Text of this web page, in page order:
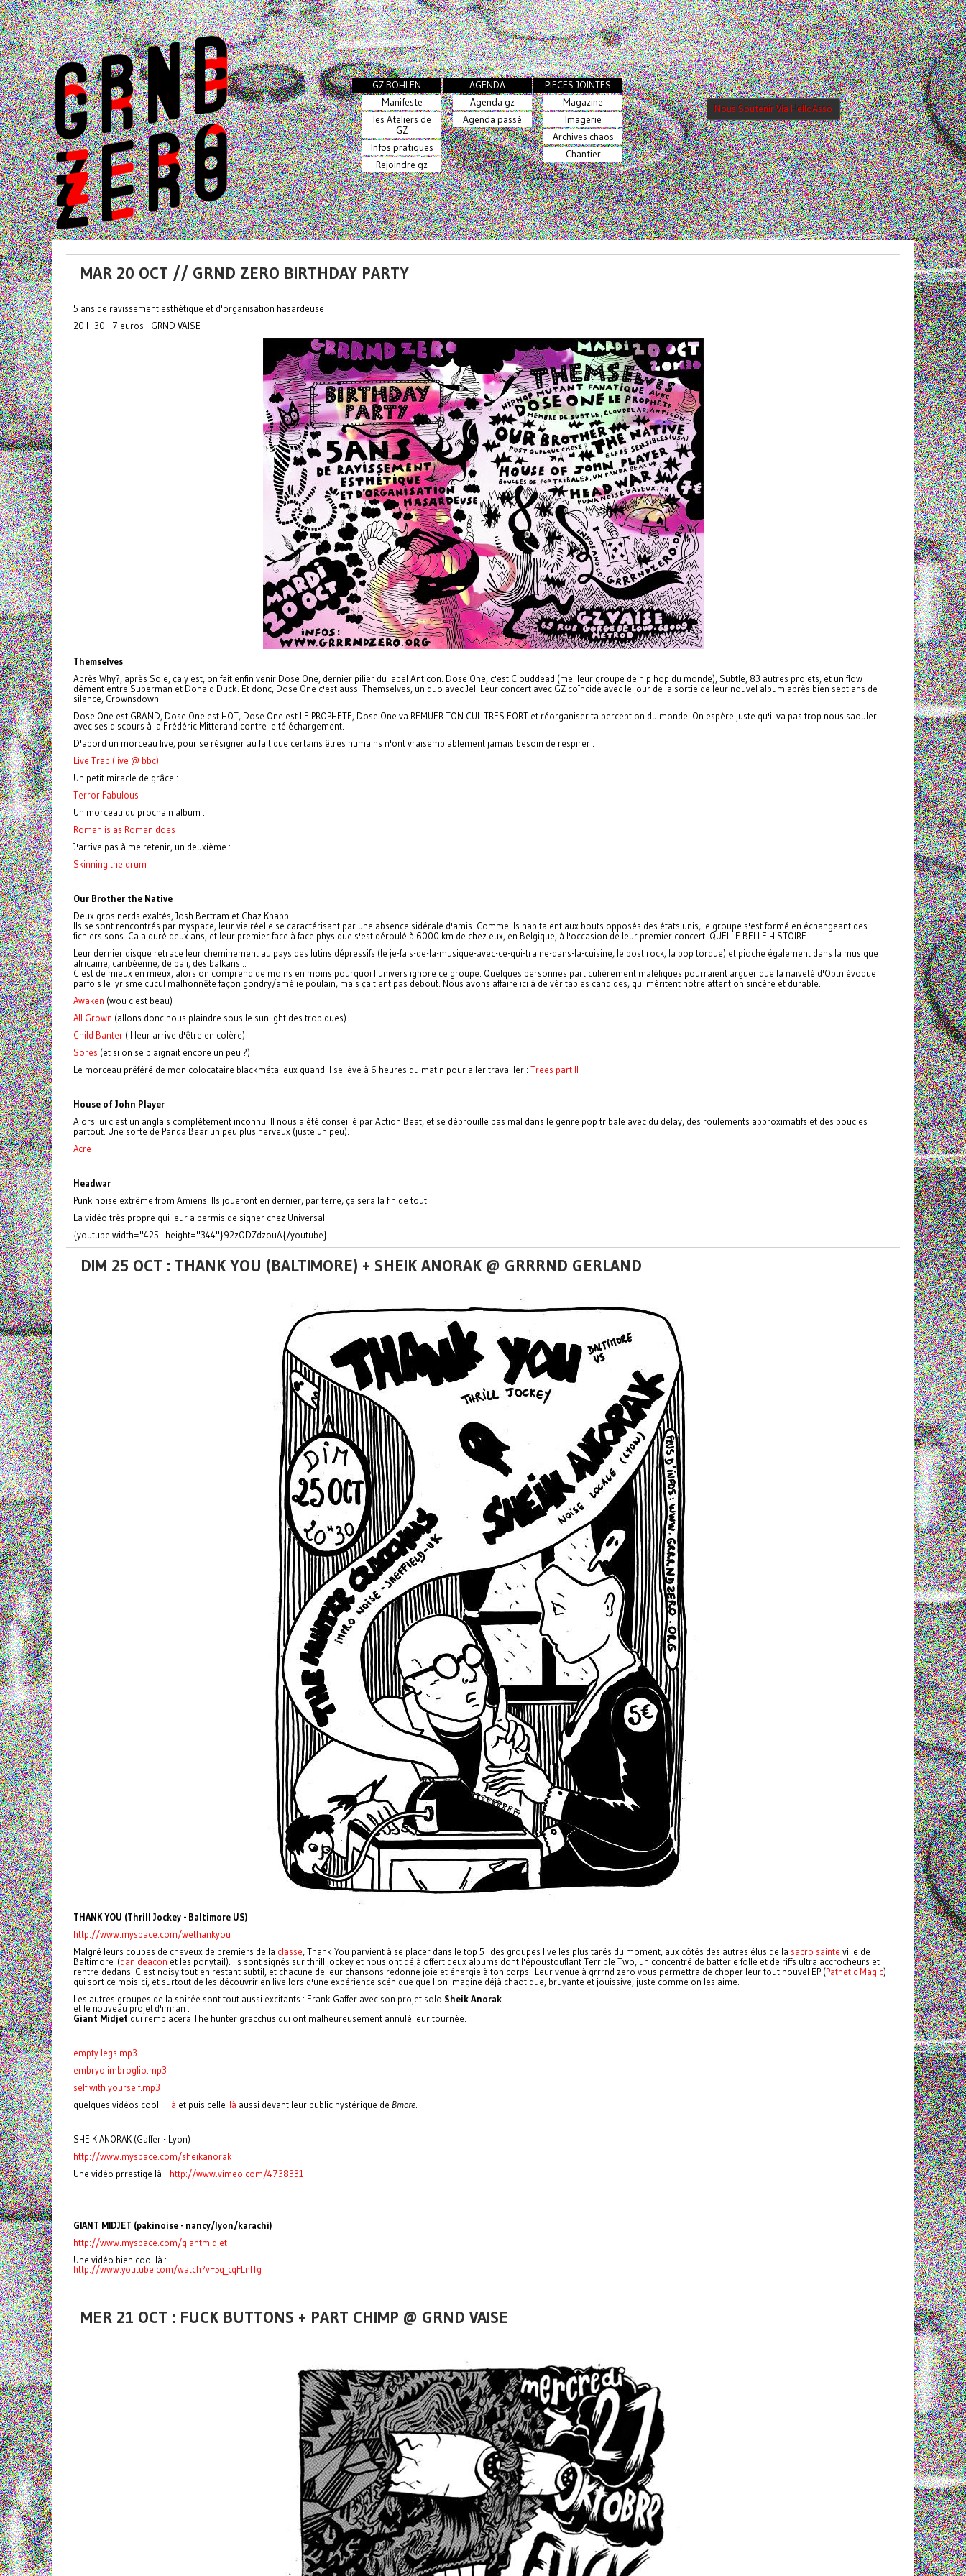
GZ BOHLEN
Manifeste
les Ateliers de
GZ
Infos pratiques
Rejoindre gz
AGENDA
Agenda gz
Agenda passé
PIECES JOINTES
Magazine
Imagerie
Archives chaos
Chantier
Nous Soutenir Via HelloAsso
MAR 20 OCT // GRND ZERO BIRTHDAY PARTY
5 ans de ravissement esthétique et d'organisation hasardeuse
20 H 30 - 7 euros - GRND VAISE
Themselves
Après Why?, après Sole, ça y est, on fait enfin venir Dose One, dernier pilier du label Anticon. Dose One, c'est Clouddead (meilleur groupe de hip hop du monde), Subtle, 83 autres projets, et un flow
dément entre Superman et Donald Duck. Et donc, Dose One c'est aussi Themselves, un duo avec Jel. Leur concert avec GZ coïncide avec le jour de la sortie de leur nouvel album après bien sept ans de
silence, Crownsdown.
Dose One est GRAND, Dose One est HOT, Dose One est LE PROPHETE, Dose One va REMUER TON CUL TRES FORT et réorganiser ta perception du monde. On espère juste qu'il va pas trop nous saouler
avec ses discours à la Frédéric Mitterand contre le téléchargement.
D'abord un morceau live, pour se résigner au fait que certains êtres humains n'ont vraisemblablement jamais besoin de respirer :
Live Trap (live @ bbc)
Un petit miracle de grâce :
Terror Fabulous
Un morceau du prochain album :
Roman is as Roman does
J'arrive pas à me retenir, un deuxième :
Skinning the drum
Our Brother the Native
Deux gros nerds exaltés, Josh Bertram et Chaz Knapp.
Ils se sont rencontrés par myspace, leur vie réelle se caractérisant par une absence sidérale d'amis. Comme ils habitaient aux bouts opposés des états unis, le groupe s'est formé en échangeant des
fichiers sons. Ca a duré deux ans, et leur premier face à face physique s'est déroulé à 6000 km de chez eux, en Belgique, à l'occasion de leur premier concert. QUELLE BELLE HISTOIRE.
Leur dernier disque retrace leur cheminement au pays des lutins dépressifs (le je-fais-de-la-musique-avec-ce-qui-traine-dans-la-cuisine, le post rock, la pop tordue) et pioche également dans la musique
africaine, caribéenne, de bali, des balkans...
C'est de mieux en mieux, alors on comprend de moins en moins pourquoi l'univers ignore ce groupe. Quelques personnes particulièrement maléfiques pourraient arguer que la naïveté d'Obtn évoque
parfois le lyrisme cucul malhonnête façon gondry/amélie poulain, mais ça tient pas debout. Nous avons affaire ici à de véritables candides, qui méritent notre attention sincère et durable.
Awaken (wou c'est beau)
All Grown (allons donc nous plaindre sous le sunlight des tropiques)
Child Banter (il leur arrive d'être en colère)
Sores (et si on se plaignait encore un peu ?)
Le morceau préféré de mon colocataire blackmétalleux quand il se lève à 6 heures du matin pour aller travailler : Trees part II
House of John Player
Alors lui c'est un anglais complètement inconnu. Il nous a été conseillé par Action Beat, et se débrouille pas mal dans le genre pop tribale avec du delay, des roulements approximatifs et des boucles
partout. Une sorte de Panda Bear un peu plus nerveux (juste un peu).
Acre
Headwar
Punk noise extrême from Amiens. Ils joueront en dernier, par terre, ça sera la fin de tout.
La vidéo très propre qui leur a permis de signer chez Universal :
{youtube width="425" height="344"}92zODZdzouA{/youtube}
DIM 25 OCT : THANK YOU (BALTIMORE) + SHEIK ANORAK @ GRRRND GERLAND
THANK YOU (Thrill Jockey - Baltimore US)
http://www.myspace.com/wethankyou
Malgré leurs coupes de cheveux de premiers de la classe, Thank You parvient à se placer dans le top 5 des groupes live les plus tarés du moment, aux côtés des autres élus de la sacro sainte ville de
Baltimore (dan deacon et les ponytail). Ils sont signés sur thrill jockey et nous ont déjà offert deux albums dont l'époustouflant Terrible Two, un concentré de batterie folle et de riffs ultra accrocheurs et
rentre-dedans. C'est noisy tout en restant subtil, et chacune de leur chansons redonne joie et énergie à ton corps. Leur venue à grrrnd zero vous permettra de choper leur tout nouvel EP (Pathetic Magic)
qui sort ce mois-ci, et surtout de les découvrir en live lors d'une expérience scénique que l'on imagine déjà chaotique, bruyante et jouissive, juste comme on les aime.
Les autres groupes de la soirée sont tout aussi excitants : Frank Gaffer avec son projet solo Sheik Anorak
et le nouveau projet d'imran :
Giant Midjet qui remplacera The hunter gracchus qui ont malheureusement annulé leur tournée.
empty legs.mp3
embryo imbroglio.mp3
self with yourself.mp3
quelques vidéos cool : là et puis celle là aussi devant leur public hystérique de Bmore
SHEIK ANORAK (Gaffer - Lyon)
http://www.myspace.com/sheikanorak
Une vidéo prrestige là : http://www.vimeo.com/4738331
GIANT MIDJET (pakinoise - nancy/lyon/karachi)
http://www.myspace.com/giantmidjet
Une vidéo bien cool là :
http://www.youtube.com/watch?v=5q_cqFLnITg
MER 21 OCT : FUCK BUTTONS + PART CHIMP @ GRND VAISE